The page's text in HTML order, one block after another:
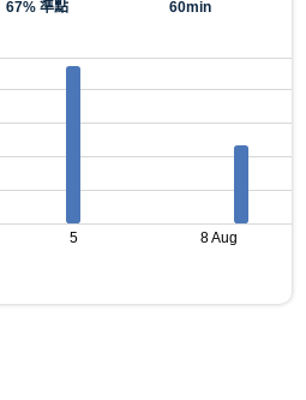
67% 準點
60min
5 8 Aug